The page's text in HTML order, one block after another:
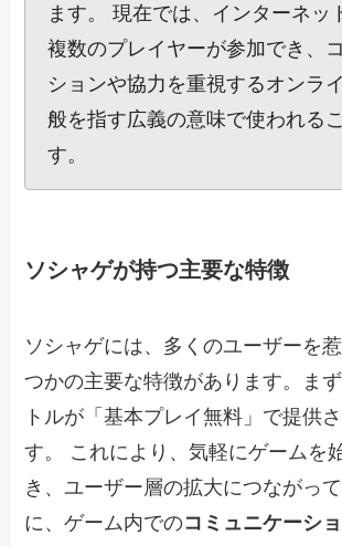
ます。 現在では、インターネッ
複数のプレイヤーが参加でき、
ションや協力を重視するオンラ
般を指す広義の意味で使われる
す。
ソシャゲが持つ主要な特徴
ソシャゲには、多くのユーザーを
つかの主要な特徴があります。ま
トルが「基本プレイ無料」で提供
す。 これにより、気軽にゲームを
き、ユーザー層の拡大につながっ
に、ゲーム内でのコミュニケーシ